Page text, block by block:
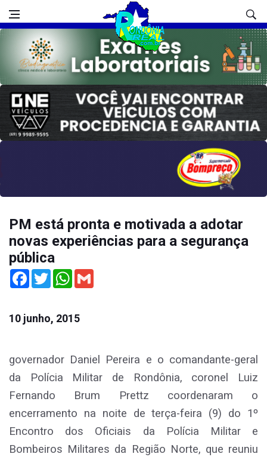
PM está pronta e motivada a adotar
novas experiências para a segurança
pública
Facebook
TwitterWhatsApp
10 junho, 2015
governador Daniel Pereira e o comandante-geral
da Polícia Militar de Rondônia, coronel Luiz
Fernando Brum Prettz coordenaram o
encerramento na noite de terça-feira (9) do 1º
Encontro dos Oficiais da Polícia Militar e
Bombeiros Militares da Região Norte, que reuniu